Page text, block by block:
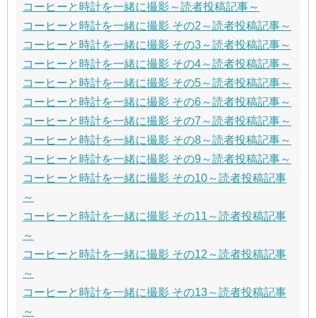
コーヒーと時計を一緒に撮影～読者投稿記事～
コーヒーと時計を一緒に撮影 その2～読者投稿記事～
コーヒーと時計を一緒に撮影 その3～読者投稿記事～
コーヒーと時計を一緒に撮影 その4～読者投稿記事～
コーヒーと時計を一緒に撮影 その5～読者投稿記事～
コーヒーと時計を一緒に撮影 その6～読者投稿記事～
コーヒーと時計を一緒に撮影 その7～読者投稿記事～
コーヒーと時計を一緒に撮影 その8～読者投稿記事～
コーヒーと時計を一緒に撮影 その9～読者投稿記事～
コーヒーと時計を一緒に撮影 その10～読者投稿記事
～
コーヒーと時計を一緒に撮影 その11～読者投稿記事
～
コーヒーと時計を一緒に撮影 その12～読者投稿記事
～
コーヒーと時計を一緒に撮影 その13～読者投稿記事
～